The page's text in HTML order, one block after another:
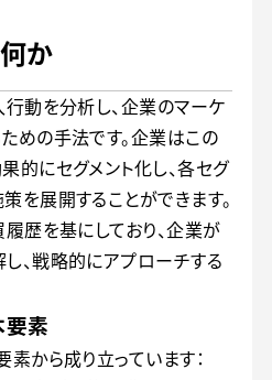
か
動を分析し、企業のマーケ
めの手法です。企業はこの
的にセグメント化し、各セグ
を展開することができます。
歴を基にしており、企業が
、戦略的にアプローチする
要素
から成り立っています：